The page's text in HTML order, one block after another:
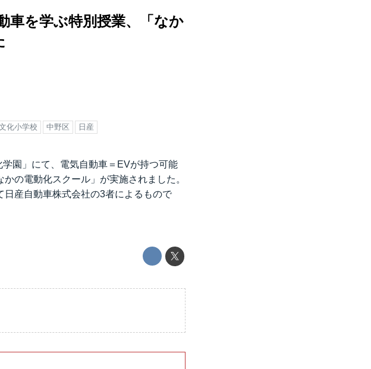
車を学ぶ特別授業、「なか
化小学校 中野区 日産
園」にて、電気自動車＝EVが持つ可能
の電動化スクール」が実施されました。
産自動車株式会社の3者によるもので